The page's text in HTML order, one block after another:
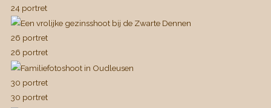
24 portret
26 portret
26 portret
30 portret
30 portret